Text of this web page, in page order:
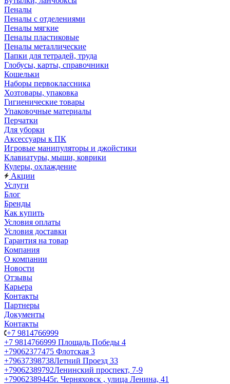
Пеналы
Пеналы с отделениями
Пеналы мягкие
Пеналы пластиковые
Пеналы металлические
Папки для тетрадей, труда
Глобусы, карты, справочники
Кошельки
Наборы первоклассника
Хозтовары, упаковка
Гигиенические товары
Упаковочные материалы
Перчатки
Для уборки
Аксессуары к ПК
Игровые манипуляторы и джойстики
Клавиатуры, мыши, коврики
Кулеры, охлаждение
Акции
Услуги
Блог
Бренды
Как купить
Условия оплаты
Условия доставки
Гарантия на товар
Компания
О компании
Новости
Отзывы
Карьера
Контакты
Партнеры
Документы
Контакты
+7 9814766999
+7 9814766999 Площадь Победы 4
+79062377475 Флотская 3
+79637398738Летний Проезд 33
+79062389792Ленинский проспект, 7-9
+79062389445г. Черняховск , улица Ленина, 41